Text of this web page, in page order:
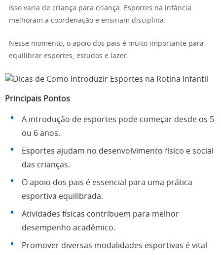
Isso varia de criança para criança. Esportes na infância
melhoram a coordenação e ensinam disciplina.
Nesse momento, o apoio dos pais é muito importante para
equilibrar esportes, estudos e lazer.
Principais Pontos
A introdução de esportes pode começar desde os 5
ou 6 anos.
Esportes ajudam no desenvolvimento físico e social
das crianças.
O apoio dos pais é essencial para uma prática
esportiva equilibrada.
Atividades físicas contribuem para melhor
desempenho acadêmico.
Promover diversas modalidades esportivas é vital